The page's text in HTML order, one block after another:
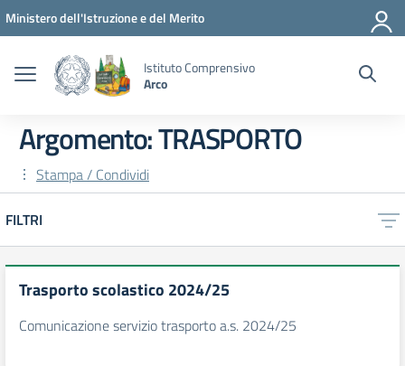
Vai ai contenuti
Vai al menu di navigazione
Vai al footer
Ministero dell'Istruzione e del Merito
Istituto Comprensivo
Arco
Argomento: TRASPORTO
Stampa / Condividi
FILTRI
Trasporto scolastico 2024/25
Comunicazione servizio trasporto a.s. 2024/25